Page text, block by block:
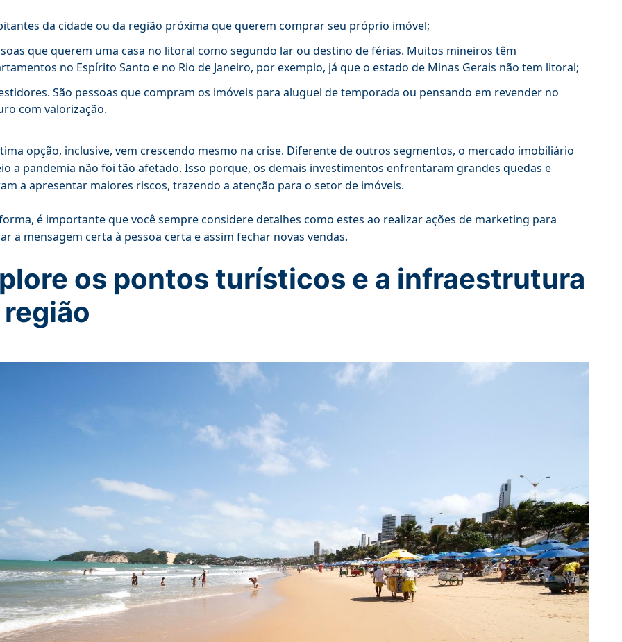
da cidade ou da região próxima que querem comprar seu próprio imóvel;
que querem uma casa no litoral como segundo lar ou destino de férias. Muitos mineiros têm
no Espírito Santo e no Rio de Janeiro, por exemplo, já que o estado de Minas Gerais não tem litoral;
São pessoas que compram os imóveis para aluguel de temporada ou pensando em revender no
com valorização.
opção, inclusive, vem crescendo mesmo na crise. Diferente de outros segmentos, o mercado imobiliário
a pandemia não foi tão afetado. Isso porque, os demais investimentos enfrentaram grandes quedas e
a apresentar maiores riscos, trazendo a atenção para o setor de imóveis.
é importante que você sempre considere detalhes como estes ao realizar ações de marketing para
a mensagem certa à pessoa certa e assim fechar novas vendas.
os pontos turísticos e a infraestrutura